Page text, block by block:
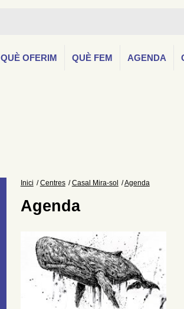
QUÈ OFERIM QUÈ FEM AGENDA
Inici Centres Casal Mira-sol Agenda
Agenda